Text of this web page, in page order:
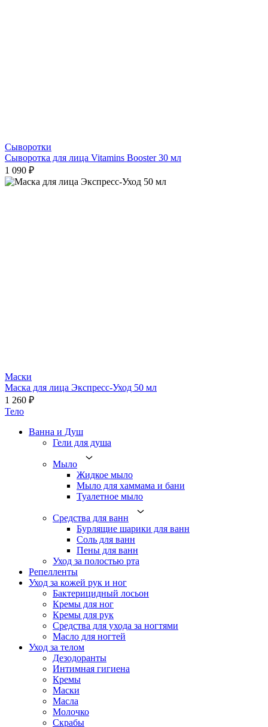
Сыворотки
Сыворотка для лица Vitamins Booster 30 мл
1 090 ₽
Маски
Маска для лица Экспресс-Уход 50 мл
1 260 ₽
Тело
Ванна и Душ
Гели для душа
Мыло
Жидкое мыло
Мыло для хаммама и бани
Туалетное мыло
Средства для ванн
Бурлящие шарики для ванн
Соль для ванн
Пены для ванн
Уход за полостью рта
Репелленты
Уход за кожей рук и ног
Бактерицидный лосьон
Кремы для ног
Кремы для рук
Средства для ухода за ногтями
Масло для ногтей
Уход за телом
Дезодоранты
Интимная гигиена
Кремы
Маски
Масла
Молочко
Скрабы